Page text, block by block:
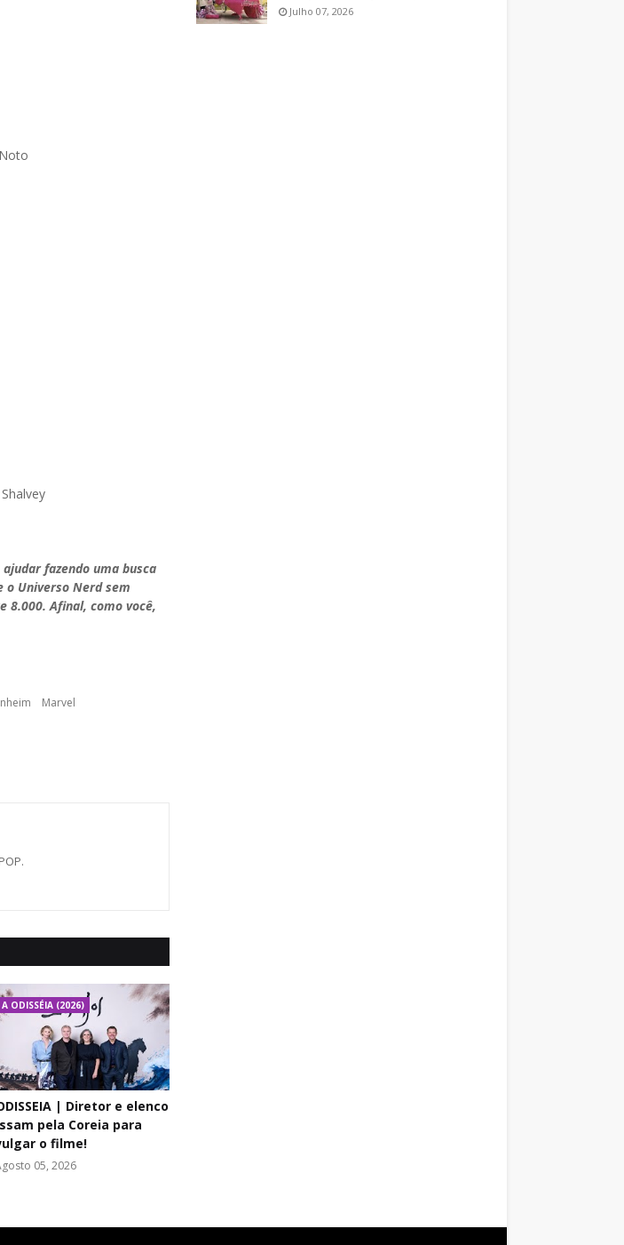
fazendo uma busca
Universo Nerd sem
8.000. Afinal, como você,
Marvel
A ODISSÉIA (2026)
| Diretor e elenco
pela Coreia para
o filme!
05, 2026
Julho 07, 2026